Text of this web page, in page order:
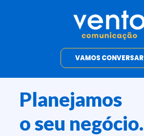
VAMOS CONVERSAR
Planejamos
o seu negócio.